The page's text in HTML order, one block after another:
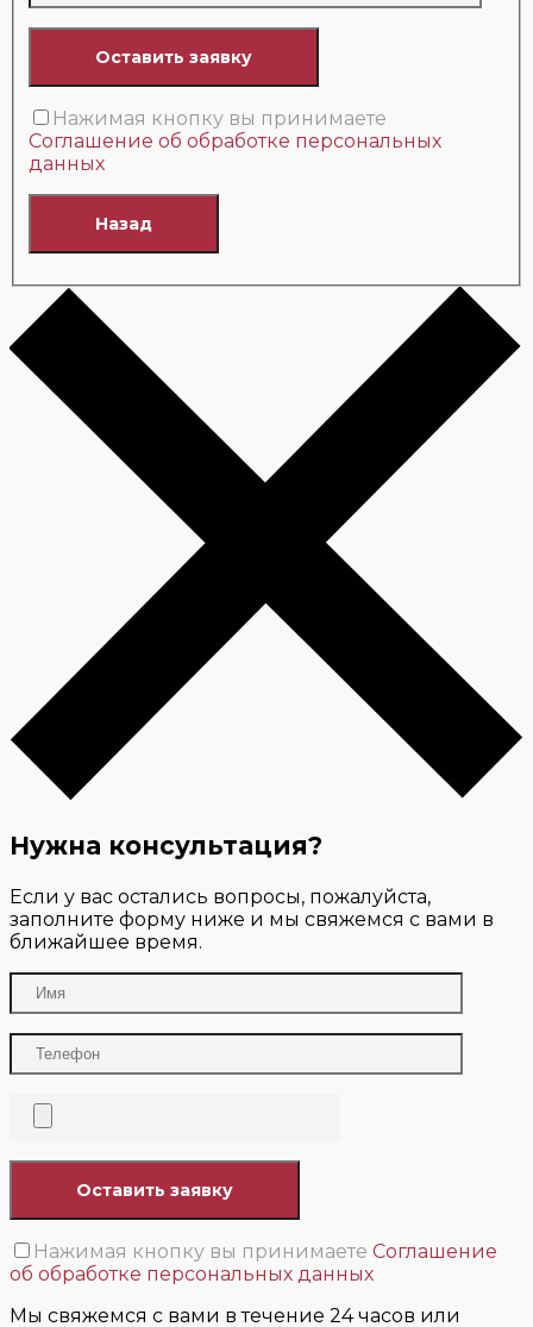
Нажимая кнопку вы принимаете
Соглашение об обработке персональных
данных
Назад
Нужна консультация?
Если у вас остались вопросы, пожалуйста,
заполните форму ниже и мы свяжемся с вами в
ближайшее время.
Нажимая кнопку вы принимаете Соглашение
об обработке персональных данных
Мы свяжемся с вами в течение 24 часов или